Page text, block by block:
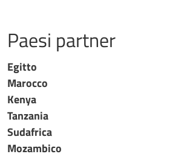
Paesi partner
Egitto
Marocco
Kenya
Tanzania
Sudafrica
Mozambico